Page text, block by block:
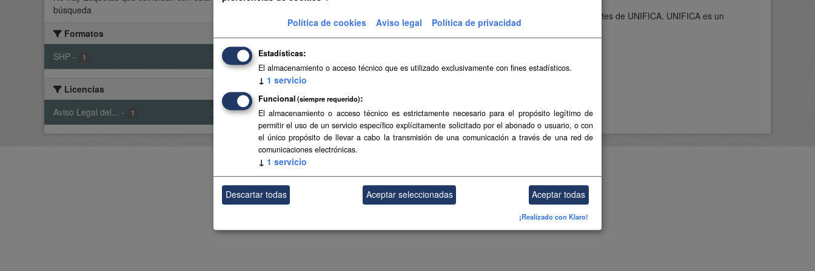
búsqueda
Formatos
SHP - 1 x
Licencias
Aviso Legal del... - 1 x
Encuestas de Infraestructuras y Equipamientos Locales del Gobierno de Canarias procedentes de UNIFICA. UNIFICA es un
sistema aprobado por el Gobierno de Canarias mediante...
Usted también puede acceder a este registro utilizando los
Política de cookies Aviso legal Política de privacidad
Estadísticas
El almacenamiento o acceso técnico que es utilizado exclusivamente con fines estadísticos.
↓ 1 servicio
Funcional (siempre requerido)
El almacenamiento o acceso técnico es estrictamente necesario para el propósito legítimo de
permitir el uso de un servicio específico explícitamente solicitado por el abonado o usuario, o con
el único propósito de llevar a cabo la transmisión de una comunicación a través de una red de
comunicaciones electrónicas.
↓ 1 servicio
Descartar todas Aceptar seleccionadas Aceptar todas
¡Realizado con Klaro!